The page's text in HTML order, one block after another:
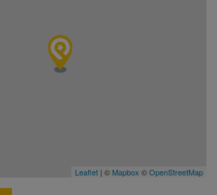
Leaflet | © Mapbox ©OpenStreetMap